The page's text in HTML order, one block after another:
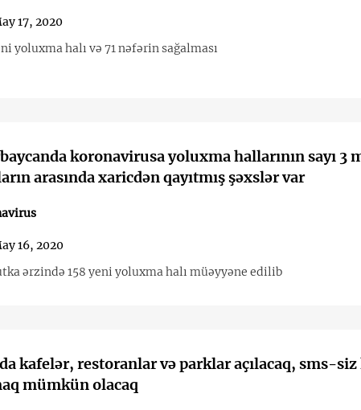
17, 2020
yoluxma halı və 71 nəfərin sağalması
koronavirusa yoluxma hallarının sayı 3
arasında xaricdən qayıtmış şəxslər var
16, 2020
ərzində 158 yeni yoluxma halı müəyyəne edilib
kafelər, restoranlar və parklar açılacaq, sms-siz
mümkün olacaq